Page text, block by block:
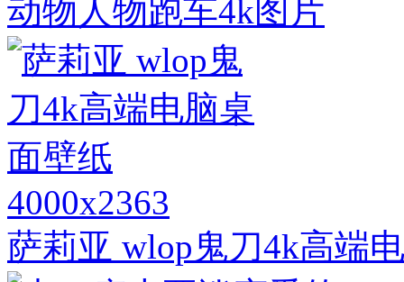
动物人物跑车4k图片
4000x2363
萨莉亚 wlop鬼刀4k高端